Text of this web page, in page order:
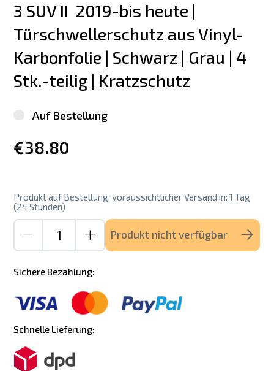
3 SUV II  2019-bis heute |
Türschwellerschutz aus Vinyl-
Karbonfolie | Schwarz | Grau | 4
Stk.-teilig | Kratzschutz
Auf Bestellung
€38.80
Produkt auf Bestellung, voraussichtlicher Versand in: 1 Tag
(24 Stunden)
Produkt nicht verfügbar
Sichere Bezahlung:
Schnelle Lieferung: